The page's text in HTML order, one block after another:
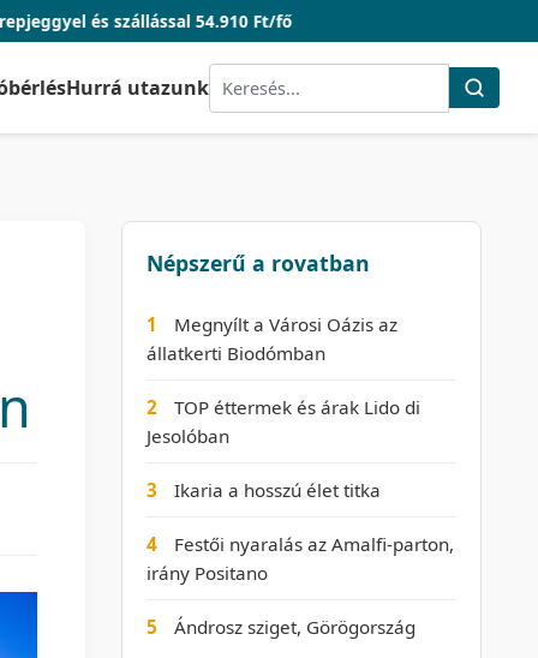
54.910 Ft/fő
Hurrá utazunk
Népszerű a rovatban
1
Megnyílt a Városi Oázis az
állatkerti Biodómban
2
TOP éttermek és árak Lido di
Jesolóban
3 Ikaria a hosszú élet titka
4
Festői nyaralás az Amalfi-parton,
irány Positano
5 Ándrosz sziget, Görögország